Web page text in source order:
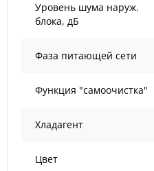
Уровень шума наруж.
блока, дБ
Фаза питающей сети
Функция "самоочистка"
Хладагент
Цвет